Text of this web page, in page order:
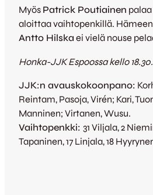
Myös Patrick Poutiainen
aloittaa vaihtopenkillä.
Antto Hilska ei vielä nouse
Honka-JJK Espoossa kello 18.30.
JJK:n avauskokoonpano:
Reintam, Pasoja, Virén; Kari,
Manninen; Virtanen, Wusu.
Vaihtopenkki: 31 Viljala, 2
Tapaninen, 17 Linjala, 18